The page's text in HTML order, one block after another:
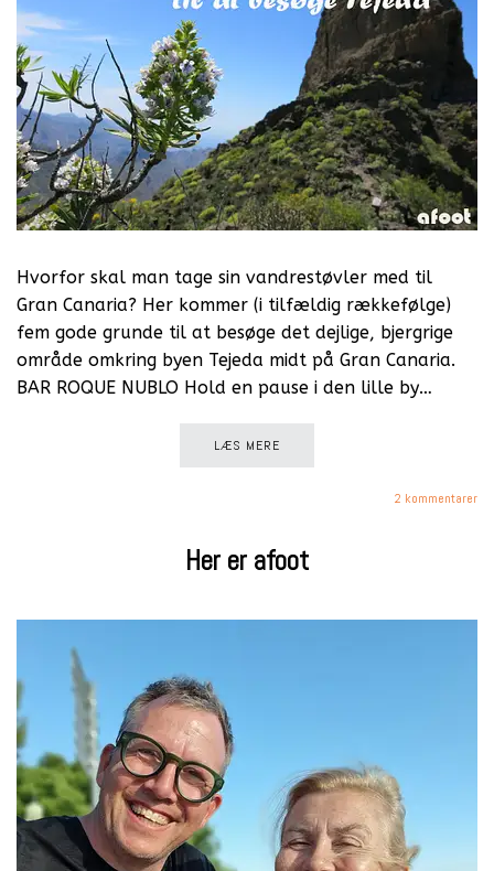
Hvorfor skal man tage sin vandrestøvler med til
Gran Canaria? Her kommer (i tilfældig rækkefølge)
fem gode grunde til at besøge det dejlige, bjergrige
område omkring byen Tejeda midt på Gran Canaria.
BAR ROQUE NUBLO Hold en pause i den lille by…
LÆS MERE
2 kommentarer
Her er afoot